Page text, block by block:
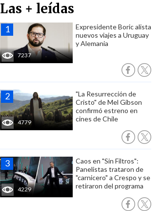
Las + leídas
7237
Expresidente Boric alista
nuevos viajes a Uruguay
y Alemania
4779
"La Resurrección de
Cristo" de Mel Gibson
confirmó estreno en
cines de Chile
4229
Caos en "Sin Filtros":
Panelistas trataron de
"carnicero" a Crespo y se
retiraron del programa